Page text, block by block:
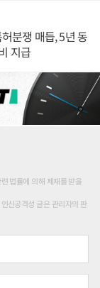
분쟁 매듭, 5년 동
지급
법률에 의해 제재를 받을
신공격성 글은 관리자의 판